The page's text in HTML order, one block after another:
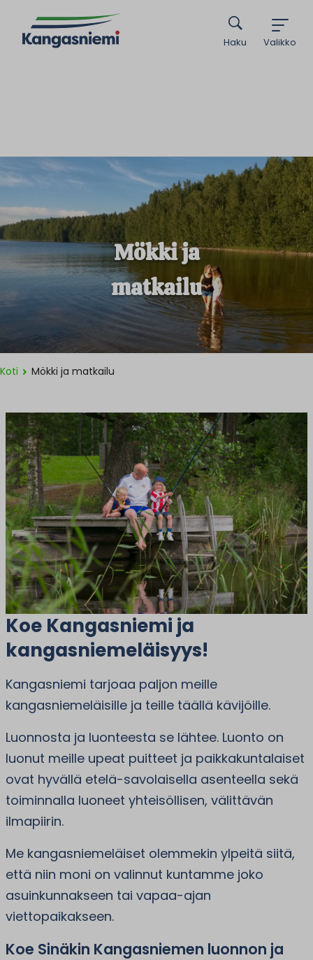
Valikko
Haku
Mökki ja
matkailu
Koti Mökki ja matkailu
Koe Kangasniemi ja
kangasniemeläisyys!
Kangasniemi tarjoaa paljon meille
kangasniemeläisille ja teille täällä kävijöille.
Luonnosta ja luonteesta se lähtee. Luonto on
luonut meille upeat puitteet ja paikkakuntalaiset
ovat hyvällä etelä-savolaisella asenteella sekä
toiminnalla luoneet yhteisöllisen, välittävän
ilmapiirin.
Me kangasniemeläiset olemmekin ylpeitä siitä,
että niin moni on valinnut kuntamme joko
asuinkunnakseen tai vapaa-ajan
viettopaikakseen.
Koe Sinäkin Kangasniemen luonnon ja